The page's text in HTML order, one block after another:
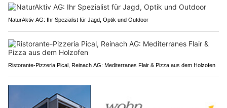
NaturAktiv AG: Ihr Spezialist für Jagd, Optik und Outdoor
Ristorante-Pizzeria Pical, Reinach AG: Mediterranes Flair & Pizza aus dem Holzofen